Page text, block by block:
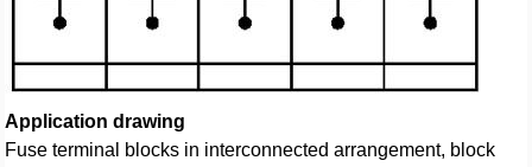
Application drawing
Fuse terminal blocks in interconnected arrangement, block